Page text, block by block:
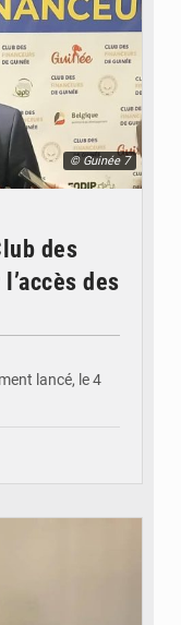
© Guinée 7
des
des
lancé, le 4